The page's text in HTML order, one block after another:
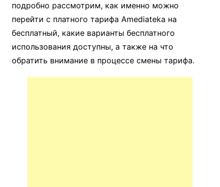
подробно рассмотрим, как именно можно
перейти с платного тарифа Amediateka на
бесплатный, какие варианты бесплатного
использования доступны, а также на что
обратить внимание в процессе смены тарифа.